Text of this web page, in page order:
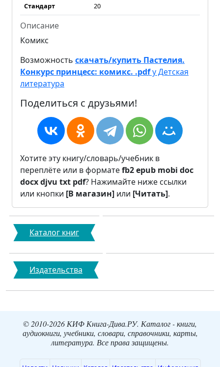
Стандарт
20
Описание
Комикс
Возможность скачать/купить Пастелия.
Конкурс принцесс: комикс. .pdfу Детская
литература
Поделиться с друзьями!
Хотите эту книгу/словарь/учебник в
переплёте или в форматеfb2epub mobi doc
docxdjvu txt pdf? Нажимайте ниже ссылки
или кнопки [В магазин] или [Читать].
Каталог книг
Издательства
© 2010-2026 КИФ Книга-Дива.РУ. Каталог - книги,
аудиокниги, учебники, словари, справочники, карты,
литература. Все права защищены.